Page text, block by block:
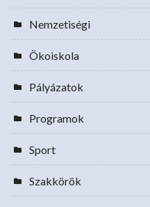
Nemzetiségi
Ökoiskola
Pályázatok
Programok
Sport
Szakkörök